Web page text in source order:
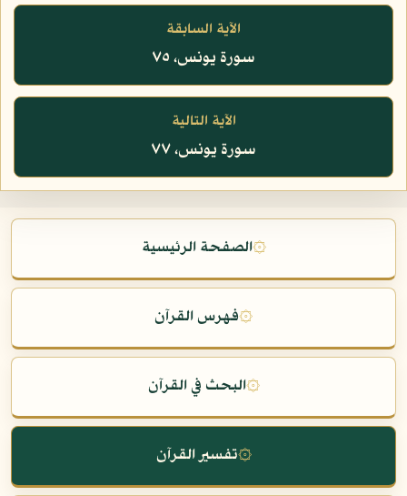
الآية السابقة
سورة يونس، ٧٥
الآية التالية
سورة يونس، ٧٧
۞الصفحة الرئيسية
۞فهرس القرآن
۞البحث في القرآن
۞تفسير القرآن